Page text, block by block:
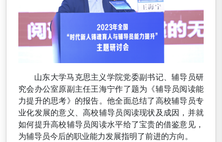
山东大学马克思主义学院党委副书记、辅导员研
究会办公室原副主任王海宁作了题为《辅导员阅读能
力提升的思考》的报告。他全面总结了高校辅导员专
业化发展的意义、高校辅导员阅读现状及成因，并就
如何提升高校辅导员阅读水平给了宝贵的借鉴意见，
为辅导员今后的职业能力发展指明了前进的方向。